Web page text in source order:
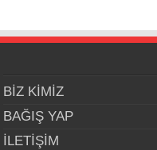
BİZ KİMİZ
BAĞIŞ YAP
İLETİŞİM